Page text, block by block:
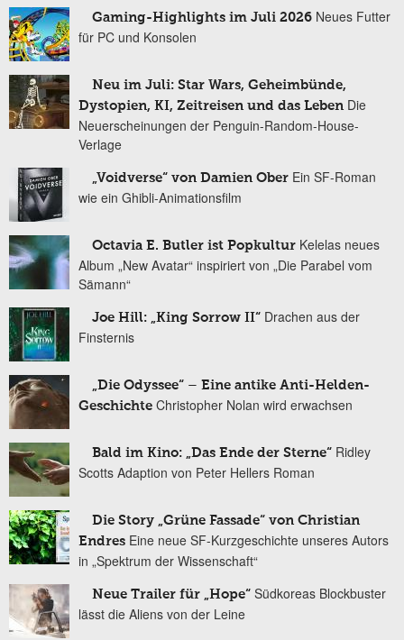
Gaming-Highlights im Juli 2026 Neues Futter
für PC und Konsolen
Neu im Juli: Star Wars, Geheimbünde,
Dystopien, KI, Zeitreisen und das Leben Die
Neuerscheinungen der Penguin-Random-House-
Verlage
„Voidverse“ von Damien Ober Ein SF-Roman
wie ein Ghibli-Animationsfilm
Octavia E. Butler ist Popkultur Kelelas neues
Album „New Avatar“ inspiriert von „Die Parabel vom
Sämann“
Joe Hill: „King Sorrow II“ Drachen aus der
Finsternis
„Die Odyssee“ – Eine antike Anti-Helden-
Geschichte Christopher Nolan wird erwachsen
Bald im Kino: „Das Ende der Sterne“ Ridley
Scotts Adaption von Peter Hellers Roman
Die Story „Grüne Fassade“ von Christian
Endres Eine neue SF-Kurzgeschichte unseres Autors
in „Spektrum der Wissenschaft“
Neue Trailer für „Hope“ Südkoreas Blockbuster
lässt die Aliens von der Leine